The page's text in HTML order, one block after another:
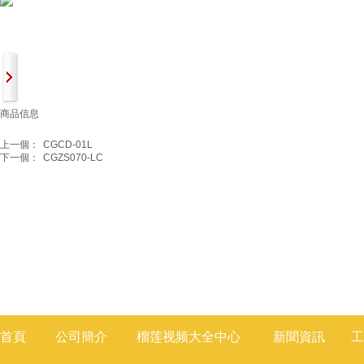
商品信息
上一個：
CGCD-01L
下一個：
CGZS070-LC
首頁 公司簡介 榴莲视频大全中心 新聞資訊